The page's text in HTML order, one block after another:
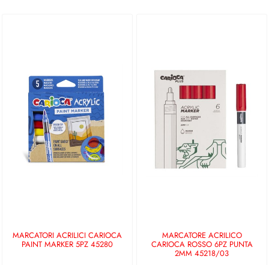
MARCATORI ACRILICI CARIOCA
PAINT MARKER 5PZ 45280
MARCATORE ACRILICO
CARIOCA ROSSO 6PZ PUNTA
2MM 45218/03